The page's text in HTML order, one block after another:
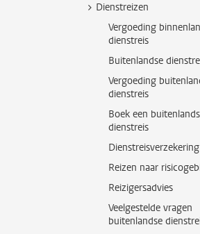
Dienstreizen
Vergoeding
dienstreis
Buitenlandse
Vergoeding
dienstreis
Boek een
dienstreis
Dienstreisverzekering
Reizen naar
Reizigersadvies
Veelgestelde vragen
buitenlandse